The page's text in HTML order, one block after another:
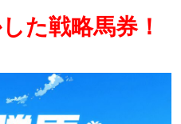
た戦略馬券！